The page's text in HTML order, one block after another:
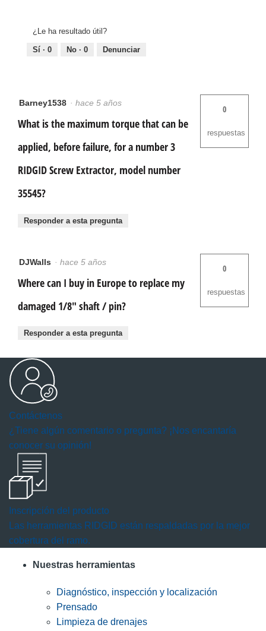
¿Le ha resultado útil?
Sí · 0 No · 0 Denunciar
Barney1538 · hace 5 años
What is the maximum torque that can be
applied, before failure, for a number 3
RIDGID Screw Extractor, model number
35545?
0
respuestas
Responder a esta pregunta
DJWalls · hace 5 años
Where can I buy in Europe to replace my
damaged 1/8" shaft / pin?
0
respuestas
Responder a esta pregunta
Contáctenos
¿Tiene algún comentario o pregunta? ¡Nos encantaría
conocer su opinión!
Inscripción del producto
Las herramientas RIDGID están respaldadas por la mejor
cobertura del ramo.
Nuestras herramientas
Diagnóstico, inspección y localización
Prensado
Limpieza de drenajes